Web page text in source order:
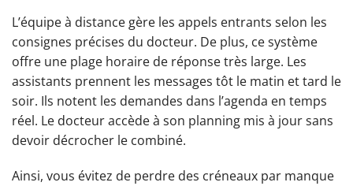
L’équipe à distance gère les appels entrants selon les
consignes précises du docteur. De plus, ce système
offre une plage horaire de réponse très large. Les
assistants prennent les messages tôt le matin et tard le
soir. Ils notent les demandes dans l’agenda en temps
réel. Le docteur accède à son planning mis à jour sans
devoir décrocher le combiné.
Ainsi, vous évitez de perdre des créneaux par manque